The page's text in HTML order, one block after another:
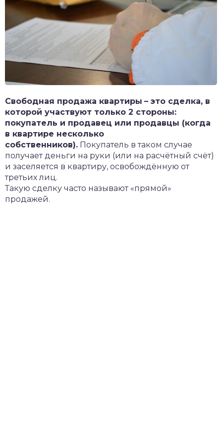
Свободная продажа квартиры – это сделка, в
которой участвуют только 2 стороны:
покупатель и продавец или продавцы (когда
в квартире несколько
собственников). Покупатель в таком случае
получает деньги на руки (или на расчётный счёт)
и заселяется в квартиру, освобождённую от
третьих лиц.
Такую сделку часто называют «прямой»
продажей.